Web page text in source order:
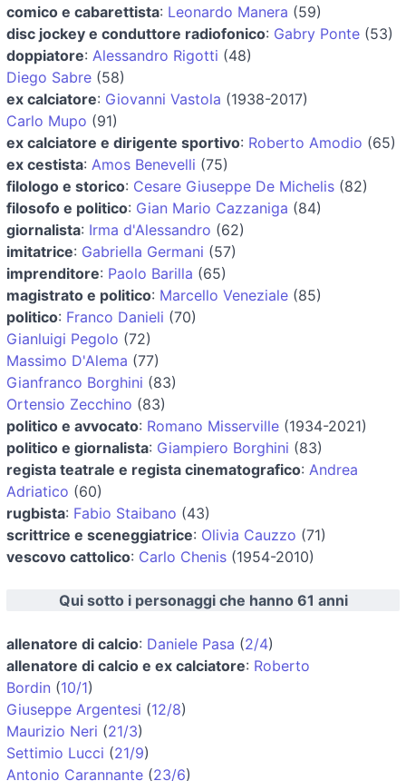
comico e cabarettista: Leonardo Manera (59)
disc jockey e conduttore radiofonico: Gabry Ponte (53)
doppiatore: Alessandro Rigotti (48)
Diego Sabre (58)
ex calciatore: Giovanni Vastola (1938-2017)
Carlo Mupo (91)
ex calciatore e dirigente sportivo: Roberto Amodio (65)
ex cestista: Amos Benevelli (75)
filologo e storico: Cesare Giuseppe De Michelis (82)
filosofo e politico: Gian Mario Cazzaniga (84)
giornalista: Irma d'Alessandro (62)
imitatrice: Gabriella Germani (57)
imprenditore: Paolo Barilla (65)
magistrato e politico: Marcello Veneziale (85)
politico: Franco Danieli (70)
Gianluigi Pegolo (72)
Massimo D'Alema (77)
Gianfranco Borghini (83)
Ortensio Zecchino (83)
politico e avvocato: Romano Misserville (1934-2021)
politico e giornalista: Giampiero Borghini (83)
regista teatrale e regista cinematografico: Andrea
Adriatico (60)
rugbista: Fabio Staibano (43)
scrittrice e sceneggiatrice: Olivia Cauzzo (71)
vescovo cattolico: Carlo Chenis (1954-2010)
Qui sotto i personaggi che hanno 61 anni
allenatore di calcio: Daniele Pasa (2/4)
allenatore di calcio e ex calciatore: Roberto
Bordin (10/1)
Giuseppe Argentesi (12/8)
Maurizio Neri (21/3)
Settimio Lucci (21/9)
Antonio Carannante (23/6)